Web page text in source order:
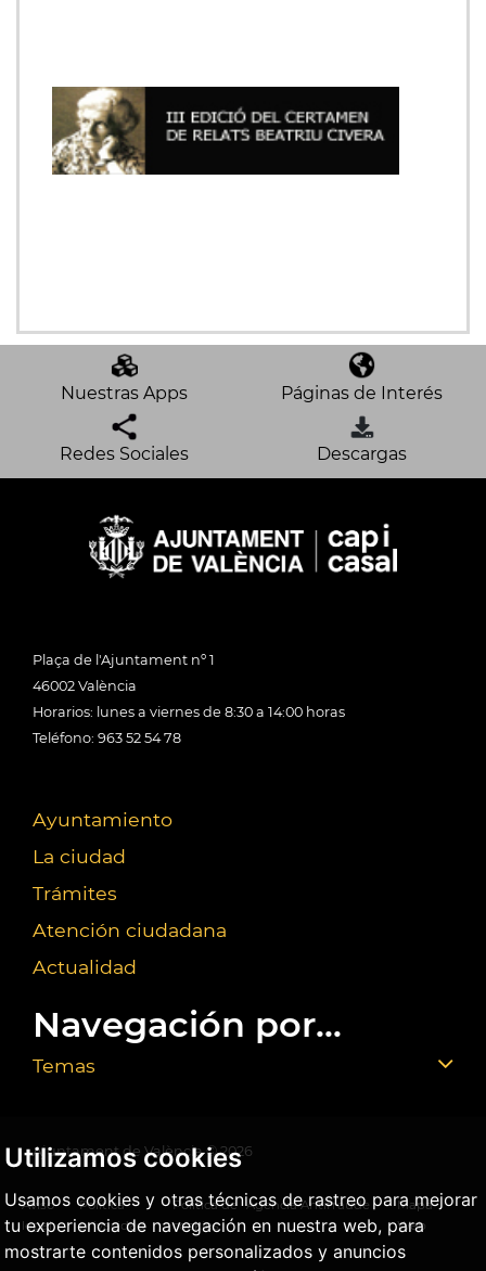
Utilizamos cookies
Usamos cookies y otras técnicas de rastreo para mejorar
tu experiencia de navegación en nuestra web, para
mostrarte contenidos personalizados y anuncios
Nuestras Apps Páginas de Interés
Redes Sociales Descargas
Plaça de l'Ajuntament nº 1
46002 València
Horarios: lunes a viernes de 8:30 a 14:00 horas
Teléfono: 963 52 54 78
Ayuntamiento
La ciudad
Trámites
Atención ciudadana
Actualidad
Navegación por...
Temas
Ajuntament de València ©2026
Aviso
legal
Política
privacidad
Política de
cookies
Agencia Antifraude
Mapa
Web